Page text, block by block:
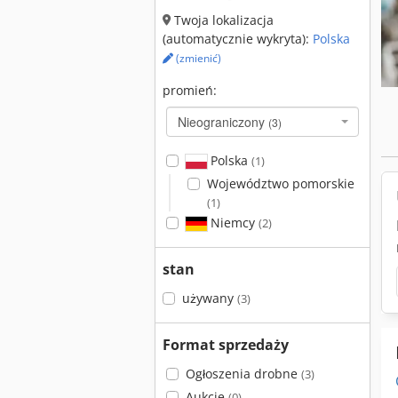
Twoja lokalizacja
(automatycznie wykryta): Polska
(zmienić)
promień:
Nieograniczony (3)
Polska (1)
Województwo pomorskie
(1)
Niemcy (2)
stan
używany (3)
Format sprzedaży
Ogłoszenia drobne (3)